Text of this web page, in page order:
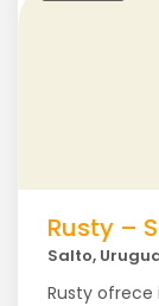
Rusty –
Salto,
Rusty ofrece